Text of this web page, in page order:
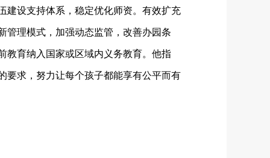
建设支持体系，稳定优化师资。有效扩充
管理模式，加强动态监管，改善办园条
教育纳入国家或区域内义务教育。他指
要求，努力让每个孩子都能享有公平而有